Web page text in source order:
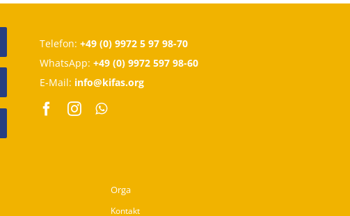
Telefon:+49 (0) 9972 5 97 98-70
WhatsApp:+49 (0) 9972 597 98-60
E-Mail: info@kifas.org
Orga
Kontakt